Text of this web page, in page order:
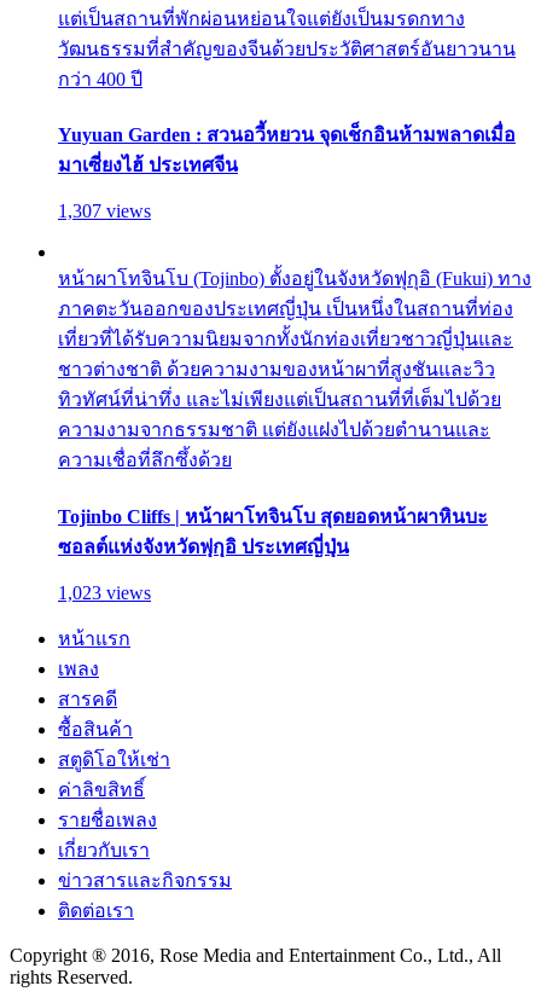
แต่เป็นสถานที่พักผ่อนหย่อนใจแต่ยังเป็นมรดกทาง
วัฒนธรรมที่สำคัญของจีนด้วยประวัติศาสตร์อันยาวนาน
กว่า 400 ปี
Yuyuan Garden : สวนอวี้หยวน จุดเช็กอินห้ามพลาดเมื่อ
มาเซี่ยงไฮ้ ประเทศจีน
1,307 views
หน้าผาโทจินโบ (Tojinbo) ตั้งอยู่ในจังหวัดฟุกุอิ (Fukui) ทาง
ภาคตะวันออกของประเทศญี่ปุ่น เป็นหนึ่งในสถานที่ท่อง
เที่ยวที่ได้รับความนิยมจากทั้งนักท่องเที่ยวชาวญี่ปุ่นและ
ชาวต่างชาติ ด้วยความงามของหน้าผาที่สูงชันและวิว
ทิวทัศน์ที่น่าทึ่ง และไม่เพียงแต่เป็นสถานที่ที่เต็มไปด้วย
ความงามจากธรรมชาติ แต่ยังแฝงไปด้วยตำนานและ
ความเชื่อที่ลึกซึ้งด้วย
Tojinbo Cliffs | หน้าผาโทจินโบ สุดยอดหน้าผาหินบะ
ซอลต์แห่งจังหวัดฟุกุอิ ประเทศญี่ปุ่น
1,023 views
หน้าแรก
เพลง
สารคดี
ซื้อสินค้า
สตูดิโอให้เช่า
ค่าลิขสิทธิ์
รายชื่อเพลง
เกี่ยวกับเรา
ข่าวสารและกิจกรรม
ติดต่อเรา
Copyright ® 2016, Rose Media and Entertainment Co., Ltd., All
rights Reserved.